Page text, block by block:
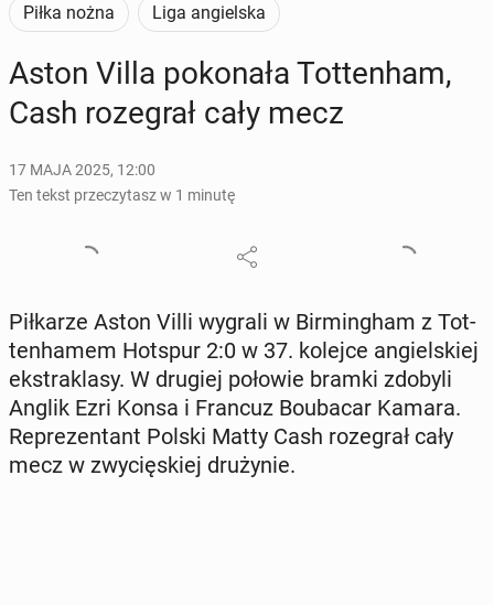
Piłka nożna Liga angielska
Aston Villa po­ko­na­ła Tot­ten­ham,
Cash ro­ze­grał cały mecz
17 MAJA 2025, 12:00
Ten tekst przeczytasz w 1 minutę
Pił­ka­rze Aston Villi wygrali w Bir­ming­ham z Tot­
ten­ha­mem Hotspur 2:0 w 37. kolejce an­giel­skiej
eks­tra­kla­sy. W drugiej połowie bramki zdobyli
Anglik Ezri Konsa i Francuz Bo­uba­car Kamara.
Re­pre­zen­tant Polski Matty Cash ro­ze­grał cały
mecz w zwy­cię­skiej dru­ży­nie.